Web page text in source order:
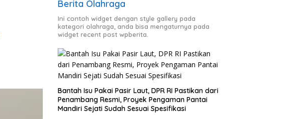
Berita Olahraga
Ini contoh widget dengan style gallery pada
kategori olahraga, anda bisa mengaturnya pada
widget recent post wpberita.
Bantah Isu Pakai Pasir Laut, DPR RI Pastikan dari
Penambang Resmi, Proyek Pengaman Pantai
Mandiri Sejati Sudah Sesuai Spesifikasi